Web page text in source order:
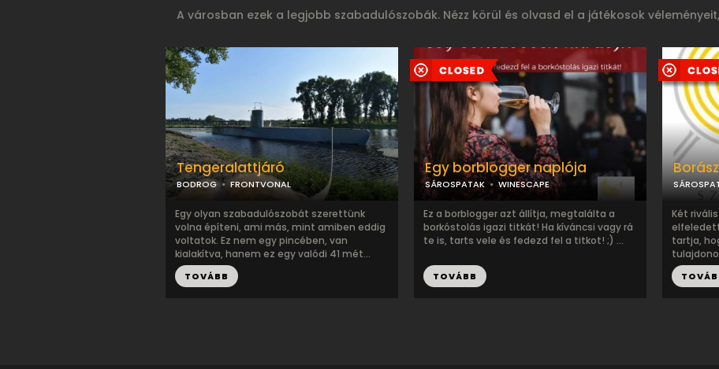
A városban ezek a legjobb szabadulószobák. Nézz körül és olvasd el a játékosok
Tengeralattjáró
BODROG FRONTVONAL
Egy olyan szabadulószobát szerettünk
volna építeni, ami más, mint amiben eddig
voltatok. Ez nem egy pincében, van
kialakítva, hanem ez egy valódi 41 mét...
TOVÁBB
Egy borblogger naplója
SÁROSPATAK WINESCAPE
Ez a borblogger azt állítja, megtalálta a
borkóstolás igazi titkát! Ha kíváncsi vagy rá
te is, tarts vele és fedezd fel a titkot! ;) ...
TOVÁBB
Két
tartja,